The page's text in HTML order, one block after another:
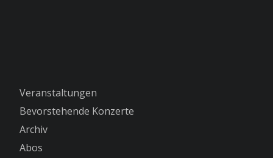
Veranstaltungen
Bevorstehende Konzerte
Archiv
Abos